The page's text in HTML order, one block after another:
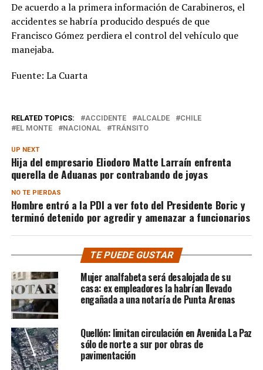
De acuerdo a la primera información de Carabineros, el
accidentes se habría producido después de que
Francisco Gómez perdiera el control del vehículo que
manejaba.
Fuente: La Cuarta
RELATED TOPICS: ACCIDENTE ALCALDE
CHILE
EL MONTE
NACIONAL TRÁNSITO
UP NEXT
Hija del empresario Eliodoro Matte Larraín enfrenta
querella de Aduanas por contrabando de joyas
NO TE PIERDAS
Hombre entró a la PDI a ver foto del Presidente Boric y
terminó detenido por agredir y amenazar a funcionarios
TE PUEDE GUSTAR
Mujer analfabeta será desalojada de su
casa: ex empleadores la habrían llevado
engañada a una notaría de Punta Arenas
Quellón: limitan circulación en Avenida La Paz
sólo de norte a sur por obras de
pavimentación